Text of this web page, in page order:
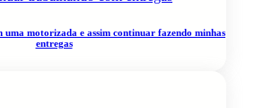
motorizada e assim continuar fazendo minhas
entregas